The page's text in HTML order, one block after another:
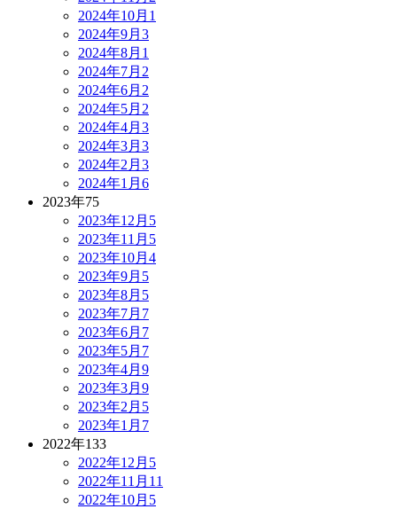
2024年10月 1
2024年9月 3
2024年8月 1
2024年7月 2
2024年6月 2
2024年5月 2
2024年4月 3
2024年3月 3
2024年2月 3
2024年1月 6
2023年75
2023年12月 5
2023年11月 5
2023年10月 4
2023年9月 5
2023年8月 5
2023年7月 7
2023年6月 7
2023年5月 7
2023年4月 9
2023年3月 9
2023年2月 5
2023年1月 7
2022年133
2022年12月 5
2022年11月 11
2022年10月 5